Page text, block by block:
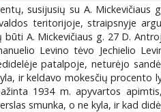
susijusių su A.
teritorijoje, straipsnyje
A. Mickevičiaus g. 27 D.
Levino tėvo Jechielio
patalpoje, neturėjo
ir keldavo mokesčių procento
1934 m. apyvartos
smunka, o ne kyla, ir kad